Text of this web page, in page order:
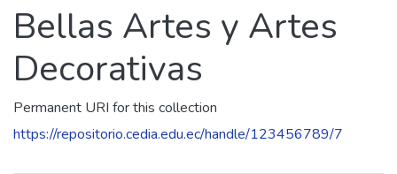
All of DSpace
Bellas Artes y Artes
Decorativas
Permanent URI for this collection
https://repositorio.cedia.edu.ec/handle/123456789/7